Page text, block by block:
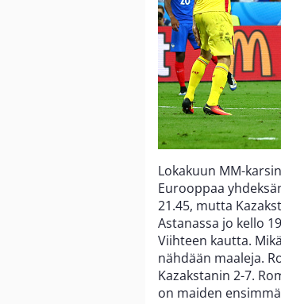
Lokakuun MM-
Eurooppaa
21.45, mutta
Astanassa jo kello
Viihteen kautta.
nähdään maaleja.
Kazakstanin 2-7.
on maiden